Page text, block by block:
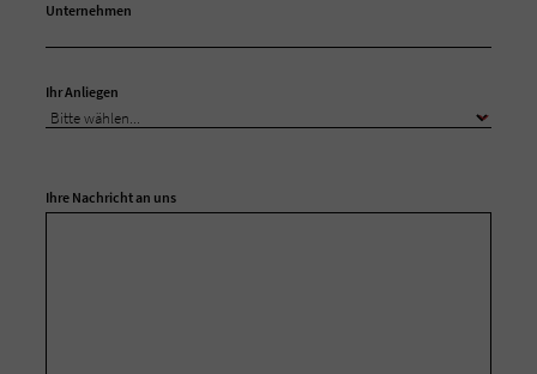
Unternehmen
Ihr Anliegen
Ihre Nachricht an uns